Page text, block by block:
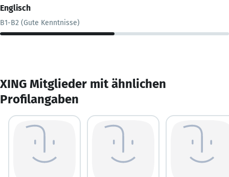
Englisch
B1-B2 (Gute Kenntnisse)
XING Mitglieder mit ähnlichen
Profilangaben